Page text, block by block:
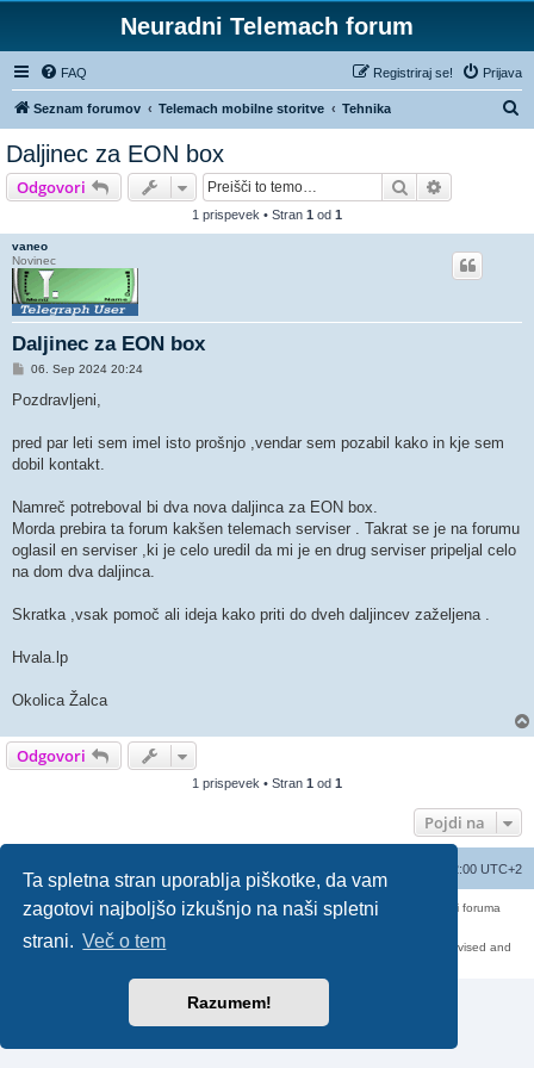
Ta spletna stran uporablja piškotke, da vam
zagotovi najboljšo izkušnjo na naši spletni
strani. Več o tem
Razumem!
Neuradni Telemach forum
FAQ Prijava
Registriraj se!
Seznam forumov Telemach mobilne storitve Tehnika
Daljinec za EON box
Odgovori Iskanje
1 prispevek • Stran 1 od 1
vaneo
Novinec
Daljinec za EON box
O
g
o
06. Sep 2024 20:24
Pozdravljeni,
pred par leti sem imel isto prošnjo ,vendar sem pozabil kako in kje sem
dobil kontakt.
Namreč potreboval bi dva nova daljinca za EON box.
Morda prebira ta forum kakšen telemach serviser . Takrat se je na forumu
oglasil en serviser ,ki je celo uredil da mi je en drug serviser pripeljal celo
na dom dva daljinca.
Skratka ,vsak pomoč ali ideja kako priti do dveh daljincev zaželjena .
Hvala.lp
Okolica Žalca
Odgovori
1 prispevek • Stran 1 od 1
Pojdi na
Vsi časi so UTC+02:00 UTC+2
Izbriši vse piškotke
Forum070 je neuradni forum uporabnikov operaterja Telemach. Administratorji foruma
nimamo nobene povezave s podjetjem Telemach d.o.o.
Za vse objavljene prispevke odgovarjajo izključno njihovi avtorji.
https://red-pill.eu/forum070 -- forum070@red-pill.eu -- Powered by phpBB3 -- revised and